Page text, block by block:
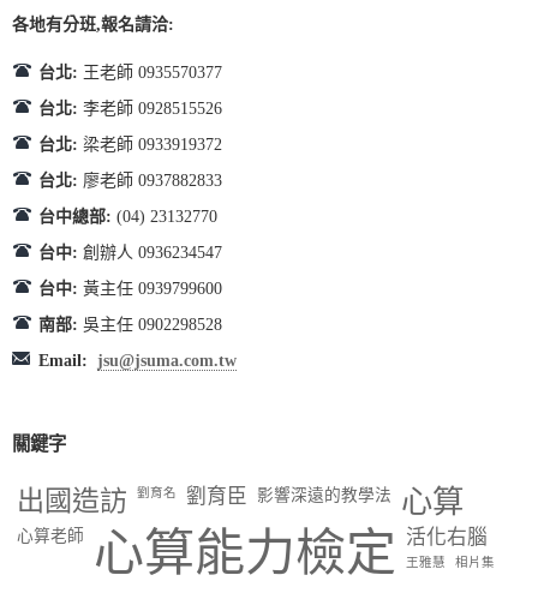
各地有分班,報名請洽:
台北: 王老師 0935570377
台北: 李老師 0928515526
台北: 梁老師 0933919372
台北: 廖老師 0937882833
台中總部: (04) 23132770
台中: 創辦人 0936234547
台中: 黃主任 0939799600
南部: 吳主任 0902298528
Email: jsu@jsuma.com.tw
關鍵字
出國造訪 劉育名 劉育臣 影響深遠的教學法 心算
心算老師 心算能力檢定 活化右腦
王雅慧 相片集